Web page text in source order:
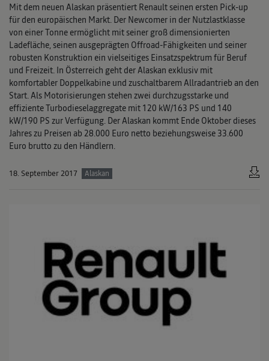
Mit dem neuen Alaskan präsentiert Renault seinen ersten Pick-up
für den europäischen Markt. Der Newcomer in der Nutzlastklasse
von einer Tonne ermöglicht mit seiner groß dimensionierten
Ladefläche, seinen ausgeprägten Offroad-Fähigkeiten und seiner
robusten Konstruktion ein vielseitiges Einsatzspektrum für Beruf
und Freizeit. In Österreich geht der Alaskan exklusiv mit
komfortabler Doppelkabine und zuschaltbarem Allradantrieb an den
Start. Als Motorisierungen stehen zwei durchzugsstarke und
effiziente Turbodieselaggregate mit 120 kW/163 PS und 140
kW/190 PS zur Verfügung. Der Alaskan kommt Ende Oktober dieses
Jahres zu Preisen ab 28.000 Euro netto beziehungsweise 33.600
Euro brutto zu den Händlern.
18. September 2017 Alaskan